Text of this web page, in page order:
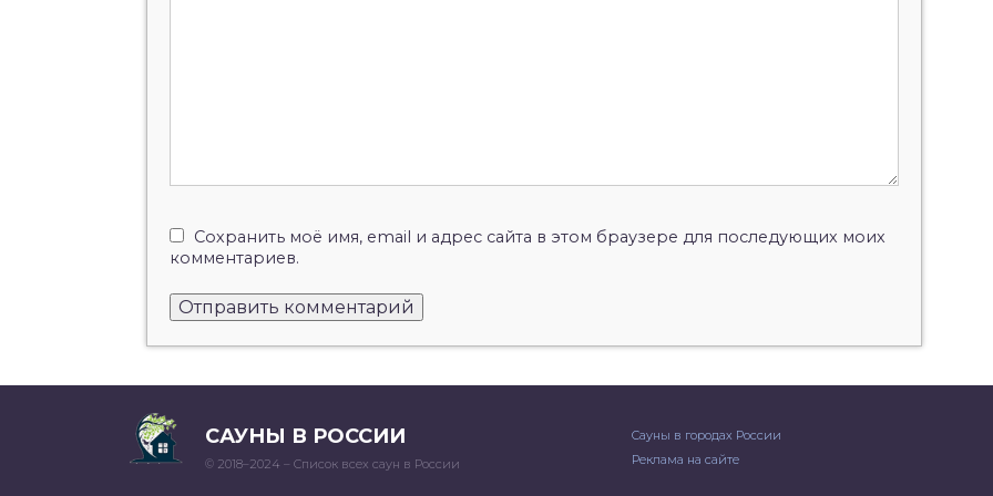
Сохранить моё имя, email и адрес сайта в этом браузере для последующих моих
комментариев.
САУНЫ В РОССИИ
© 2018–2024 – Список всех саун в России
Сауны в городах России
Реклама на сайте